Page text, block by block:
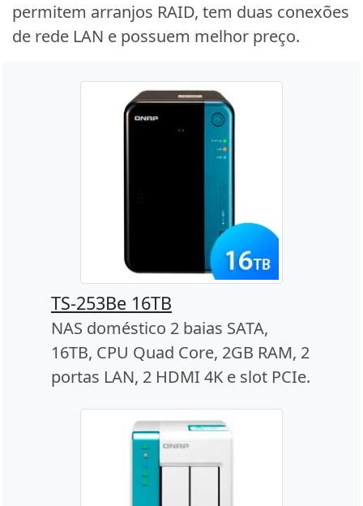
permitem arranjos RAID, tem duas conexões
de rede LAN e possuem melhor preço.
TS-253Be 16TB
NAS doméstico 2 baias SATA,
16TB, CPU Quad Core, 2GB RAM, 2
portas LAN, 2 HDMI 4K e slot PCIe.